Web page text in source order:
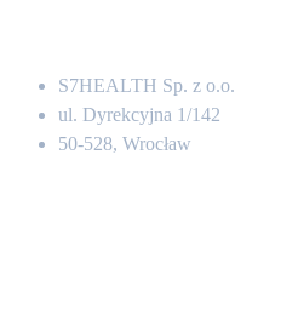
S7HEALTH Sp. z o.o.
ul. Dyrekcyjna 1/142
50-528, Wrocław